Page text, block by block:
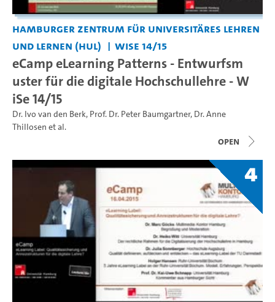
Hamburger Zentrum für Universitäres Lehren
und Lernen (HUL)
WiSe 14/15
eCamp eLearning Patterns - Entwurfsm
uster für die digitale Hochschullehre - W
iSe 14/15
Dr. Ivo van den Berk, Prof. Dr. Peter Baumgartner, Dr. Anne
Thillosen et al.
open
4